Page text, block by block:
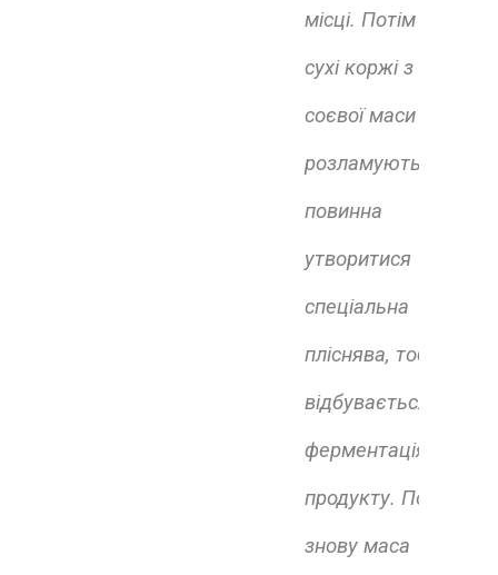
місці. Потім ці
сухі коржі з
соєвої маси
розламують,
повинна
утворитися
спеціальна
пліснява, тобто
відбувається
ферментація
продукту. Потім
знову маса